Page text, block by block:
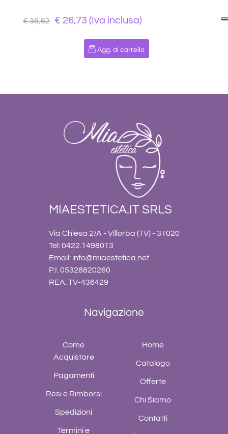
€ 36,62 € 26,73 (Iva inclusa)
Quantità
Agg. al carrello
MIAESTETICA.IT SRLS
Via Chiesa 2/A - Villorba (TV) - 31020
Tel: 0422.1498013
Email: info@miaestetica.net
P.I. 05328820260
REA: TV-436429
Navigazione
Come
Acquistare
Pagamenti
Resi e Rimborsi
Spedizioni
Termini e
Home
Catalogo
Offerte
Chi Siamo
Contatti